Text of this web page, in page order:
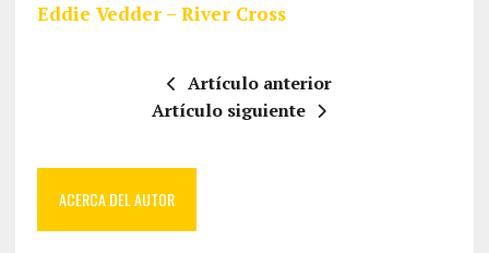
Eddie Vedder – River Cross
Artículo anterior
Artículo siguiente
ACERCA DEL AUTOR